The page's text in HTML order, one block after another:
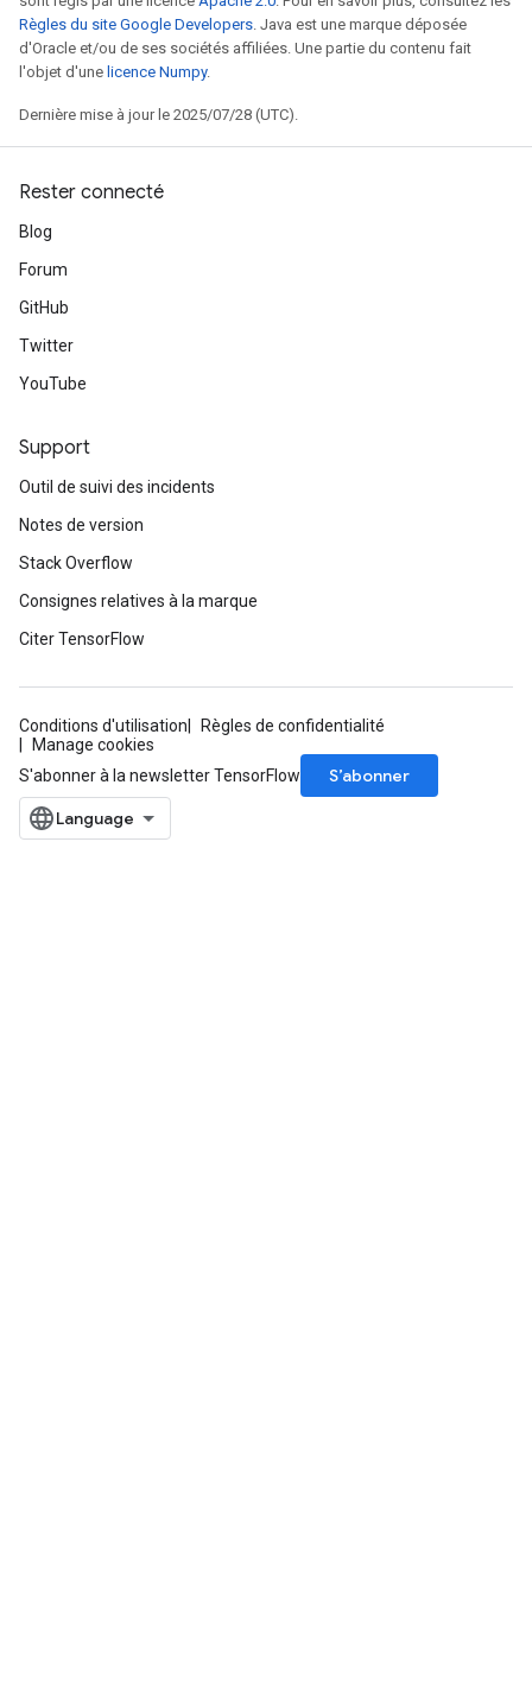
Règles du site Google Developers. Java est une marque déposée
d'Oracle et/ou de ses sociétés affiliées. Une partie du contenu fait
l'objet d'une licence Numpy.
Dernière mise à jour le 2025/07/28 (UTC).
Rester connecté
Blog
Forum
GitHub
Twitter
YouTube
Support
Outil de suivi des incidents
Notes de version
Stack Overflow
Consignes relatives à la marque
Citer TensorFlow
Conditions d'utilisation
Règles de confidentialité
Manage cookies
S'abonner à la newsletter TensorFlow
S’abonner